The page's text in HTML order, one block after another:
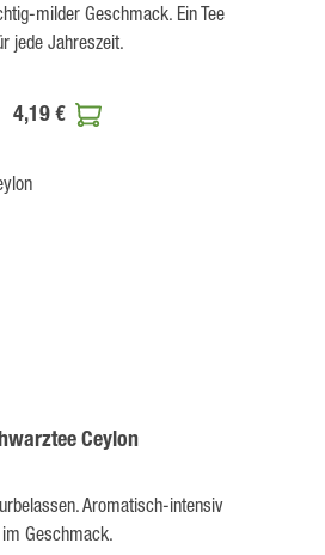
milder Geschmack. Ein Tee
jede Jahreszeit.
4,19 €
Ceylon
Aromatisch-intensiv
im Geschmack.